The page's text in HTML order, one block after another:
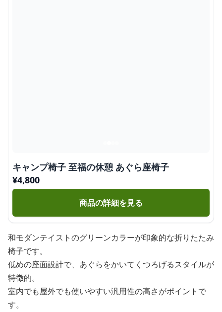
キャンプ椅子 至福の休憩 あぐら座椅子
¥4,800
商品の詳細を見る
和モダンテイストのグリーンカラーが印象的な折りたたみ
椅子です。
低めの座面設計で、あぐらをかいてくつろげるスタイルが
特徴的。
室内でも屋外でも使いやすい汎用性の高さがポイントで
す。